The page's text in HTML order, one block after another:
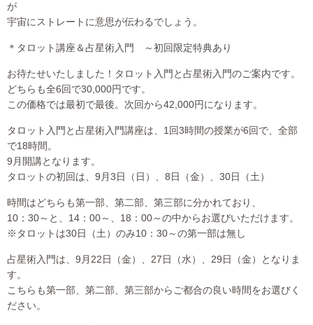
が
宇宙にストレートに意思が伝わるでしょう。
＊タロット講座＆占星術入門 ～初回限定特典あり
お待たせいたしました！タロット入門と占星術入門のご案内です。
どちらも全6回で30,000円です。
この価格では最初で最後。次回から42,000円になります。
タロット入門と占星術入門講座は、1回3時間の授業が6回で、全部
で18時間。
9月開講となります。
タロットの初回は、9月3日（日）、8日（金）、30日（土）
時間はどちらも第一部、第二部、第三部に分かれており、
10：30～と、14：00～、18：00～の中からお選びいただけます。
※タロットは30日（土）のみ10：30～の第一部は無し
占星術入門は、9月22日（金）、27日（水）、29日（金）となりま
す。
こちらも第一部、第二部、第三部からご都合の良い時間をお選びく
ださい。